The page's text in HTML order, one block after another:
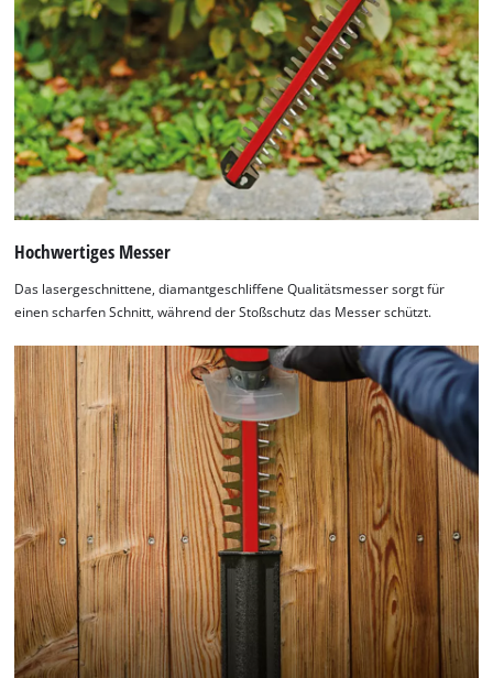
Hochwertiges Messer
Das lasergeschnittene, diamantgeschliffene Qualitätsmesser sorgt für
einen scharfen Schnitt, während der Stoßschutz das Messer schützt.